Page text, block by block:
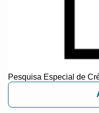
Pesquisa Especial de